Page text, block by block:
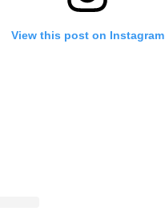
View this post on Instagram